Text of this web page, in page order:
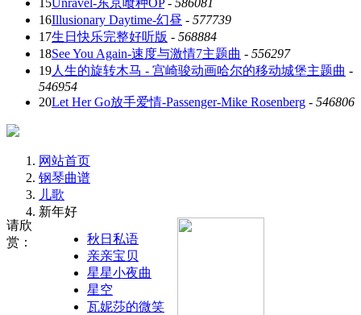
15Unravel-东京喰种OP- 586081
16Illusionary Daytime-幻昼 - 577739
17生日快乐完整好听版 - 568884
18See You Again-速度与激情7主题曲 - 556297
19人生的旋转木马 - 宫崎骏动画哈尔的移动城堡主题曲 -
546954
20Let Her Go放手爱情-Passenger-Mike Rosenberg - 546806
网站首页
钢琴曲谱
儿歌
新年好
请欣
赏：
秋日私语
亲亲宝贝
星星小夜曲
星空
瓦妮莎的微笑